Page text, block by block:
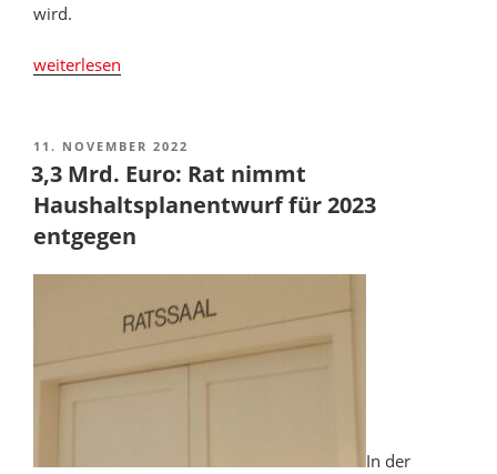
wird.
„Rat
der
Parität
bei
EDG“
weiterlesen
VERÖFFENTLICHT
AM
11. NOVEMBER 2022
3,3 Mrd. Euro: Rat nimmt
Haushaltsplanentwurf für 2023
entgegen
In der